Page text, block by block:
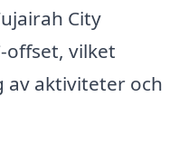
City
offset, vilket
aktiviteter och